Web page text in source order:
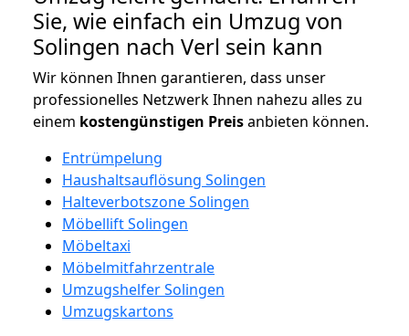
Sie, wie einfach ein Umzug von
Solingen nach Verl sein kann
Wir können Ihnen garantieren, dass unser
professionelles Netzwerk Ihnen nahezu alles zu
einem kostengünstigen Preisanbieten können.
Entrümpelung
Haushaltsauflösung Solingen
Halteverbotszone Solingen
Möbellift Solingen
Möbeltaxi
Möbelmitfahrzentrale
Umzugshelfer Solingen
Umzugskartons